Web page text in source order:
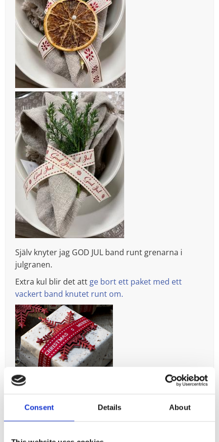
Consent Details About
Själv knyter jag GOD JUL band runt grenarna i
julgranen.
Extra kul blir det att ge bort ett paket med ett
vackert band knutet runt om.
Man kan knyta
(Ha bara koll på